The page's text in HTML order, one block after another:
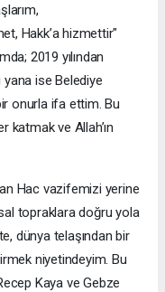
Hakk’a hizmettir"
2019 yılından
yana ise Belediye
onurla ifa ettim. Bu
katmak ve Allah’ın
Hac vazifemizi yerine
topraklara doğru yola
dünya telaşından bir
niyetindeyim. Bu
Kaya ve Gebze